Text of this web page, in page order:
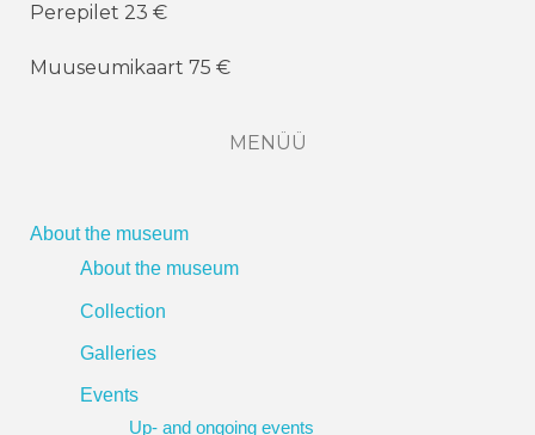
Perepilet 23 €
Muuseumikaart 75 €
MENÜÜ
About the museum
About the museum
Collection
Galleries
Events
Up- and ongoing events